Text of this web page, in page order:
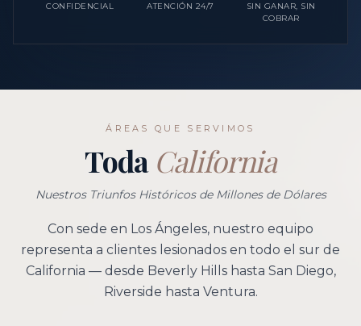
CONFIDENCIAL ATENCIÓN 24/7
SIN GANAR, SIN
COBRAR
ÁREAS QUE SERVIMOS
Toda California
Nuestros Triunfos Históricos de Millones de Dólares
Con sede en Los Ángeles, nuestro equipo
representa a clientes lesionados en todo el sur de
California — desde Beverly Hills hasta San Diego,
Riverside hasta Ventura.